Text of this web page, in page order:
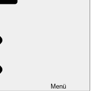
Menü